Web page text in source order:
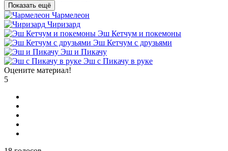
Показать ещё
Чармелеон
Чиризард
Эш Кетчум и покемоны
Эш Кетчум с друзьями
Эш и Пикачу
Эш с Пикачу в руке
Оцените материал!
5